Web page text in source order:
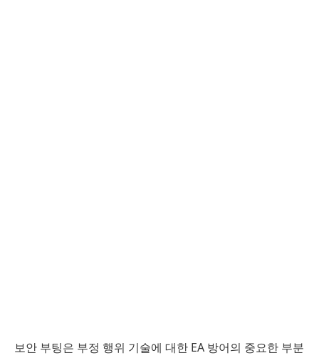
보안 부팅은 부정 행위 기술에 대한 EA 방어의 중요한 부분